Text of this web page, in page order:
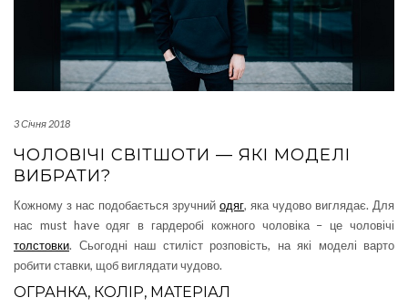
3 Січня 2018
ЧОЛОВІЧІ СВІТШОТИ — ЯКІ МОДЕЛІ
ВИБРАТИ?
Кожному з нас подобається зручний одяг, яка чудово виглядає. Для
нас must have одяг в гардеробі кожного чоловіка – це чоловічі
толстовки. Сьогодні наш стиліст розповість, на які моделі варто
робити ставки, щоб виглядати чудово.
ОГРАНКА, КОЛІР, МАТЕРІАЛ